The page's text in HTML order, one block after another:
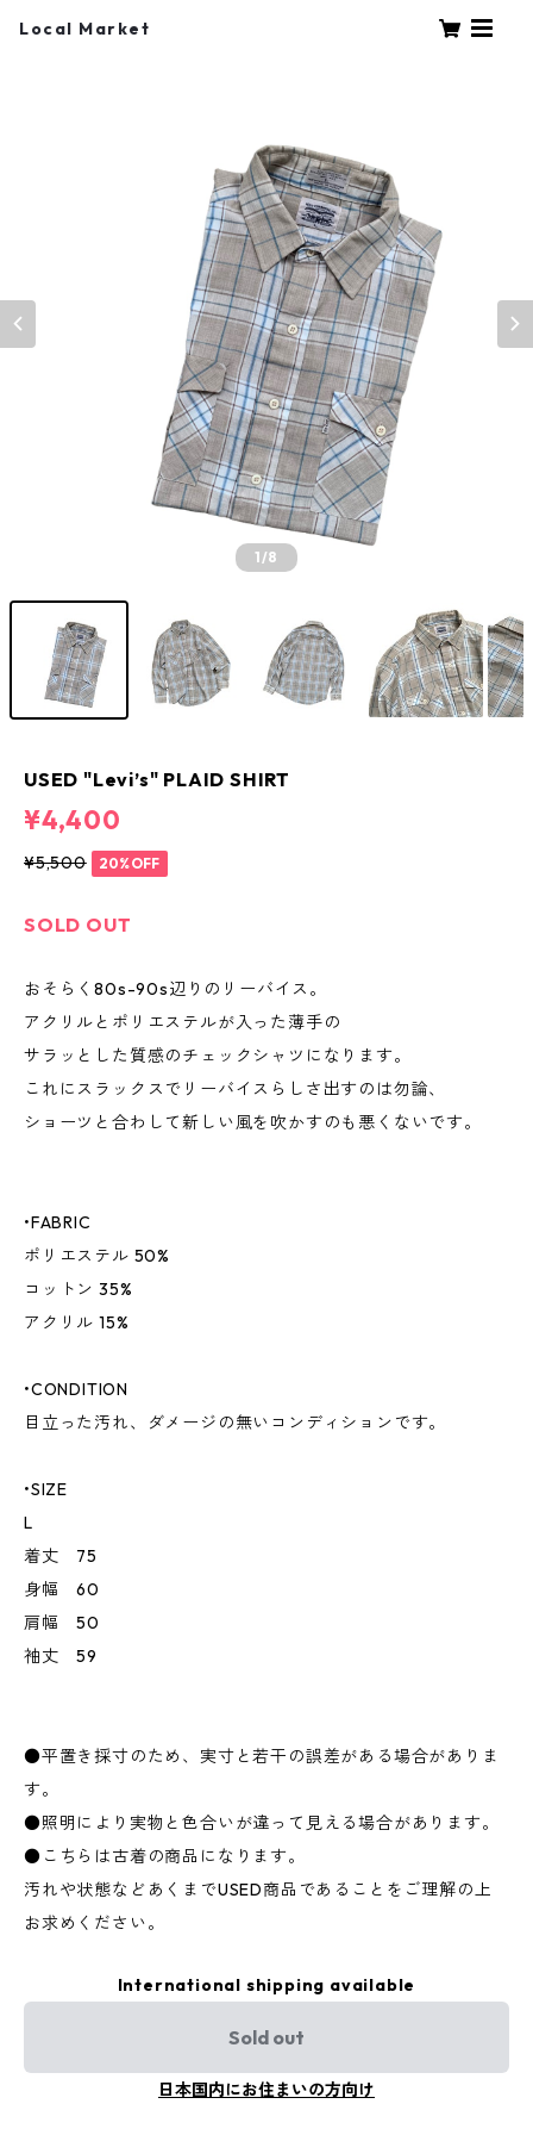
Local Market
1/8
USED "Levi’s" PLAID SHIRT
¥4,400
¥5,500 20%OFF
SOLD OUT
おそらく80s-90s辺りのリーバイス。
アクリルとポリエステルが入った薄手の
サラッとした質感のチェックシャツになります。
これにスラックスでリーバイスらしさ出すのは勿論、
ショーツと合わして新しい風を吹かすのも悪くないです。
•FABRIC
ポリエステル 50%
コットン 35%
アクリル 15%
•CONDITION
目立った汚れ、ダメージの無いコンディションです。
•SIZE
L
着丈 75
身幅 60
肩幅 50
袖丈 59
●平置き採寸のため、実寸と若干の誤差がある場合がありま
す。
●照明により実物と色合いが違って見える場合があります。
●こちらは古着の商品になります。
汚れや状態などあくまでUSED商品であることをご理解の上
お求めください。
International shipping available
Sold out
日本国内にお住まいの方向け